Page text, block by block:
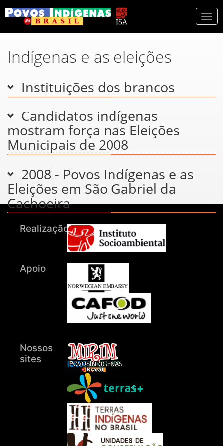
Indígenas e as eleições
Instituições dos brancos
Candidatos indígenas
mostram força nas Eleições
Municipais de 2008
2008 - Povos Indígenas e as
Eleições em São Gabriel da
Cachoeira